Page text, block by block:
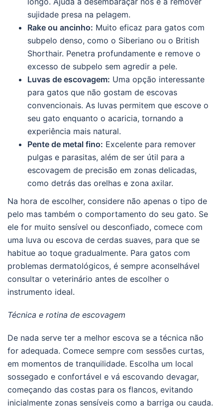
sujidade presa na pelagem.
Rake ou ancinho: Muito eficaz para gatos com
subpelo denso, como o Siberiano ou o British
Shorthair. Penetra profundamente e remove o
excesso de subpelo sem agredir a pele.
Luvas de escovagem: Uma opção interessante
para gatos que não gostam de escovas
convencionais. As luvas permitem que escove o
seu gato enquanto o acaricia, tornando a
experiência mais natural.
Pente de metal fino: Excelente para remover
pulgas e parasitas, além de ser útil para a
escovagem de precisão em zonas delicadas,
como detrás das orelhas e zona axilar.
Na hora de escolher, considere não apenas o tipo de
pelo mas também o comportamento do seu gato. Se
ele for muito sensível ou desconfiado, comece com
uma luva ou escova de cerdas suaves, para que se
habitue ao toque gradualmente. Para gatos com
problemas dermatológicos, é sempre aconselhável
consultar o veterinário antes de escolher o
instrumento ideal.
Técnica e rotina de escovagem
De nada serve ter a melhor escova se a técnica não
for adequada. Comece sempre com sessões curtas,
em momentos de tranquilidade. Escolha um local
sossegado e confortável e vá escovando devagar,
começando das costas para os flancos, evitando
inicialmente zonas sensíveis como a barriga ou cauda.